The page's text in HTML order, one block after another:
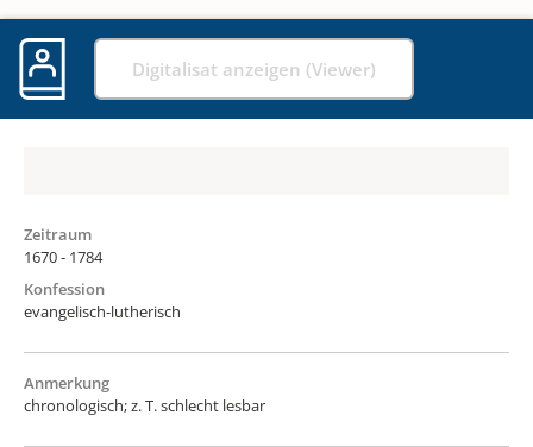
Digitalisat anzeigen (Viewer)
Zeitraum
1670 - 1784
Konfession
evangelisch-lutherisch
Anmerkung
chronologisch; z. T. schlecht lesbar